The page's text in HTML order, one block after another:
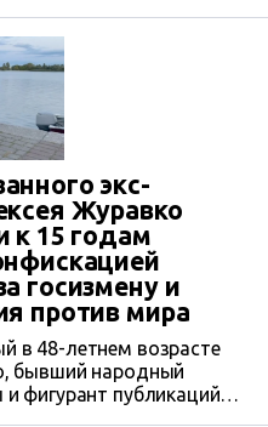
области. Он
в коллаборационной
ч.5 ст.111-1 УК Украины
оккупационный
города. Ранее его
людей.
экс-
Журавко
к 15 годам
госизмену и
против мира
в 48-летнем возрасте
бывший народный
и фигурант публикаций